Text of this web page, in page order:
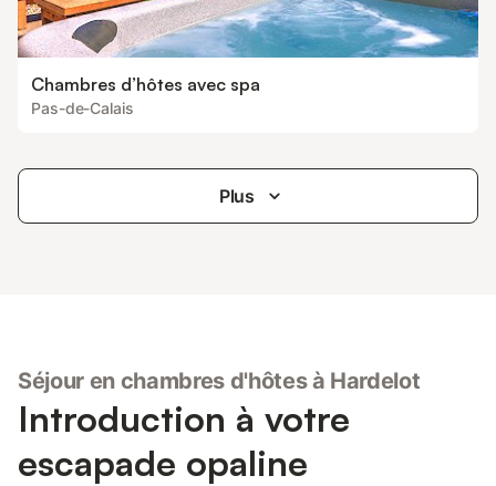
Chambres d’hôtes avec spa
Pas-de-Calais
Plus
Séjour en chambres d'hôtes à Hardelot
Introduction à votre
escapade opaline